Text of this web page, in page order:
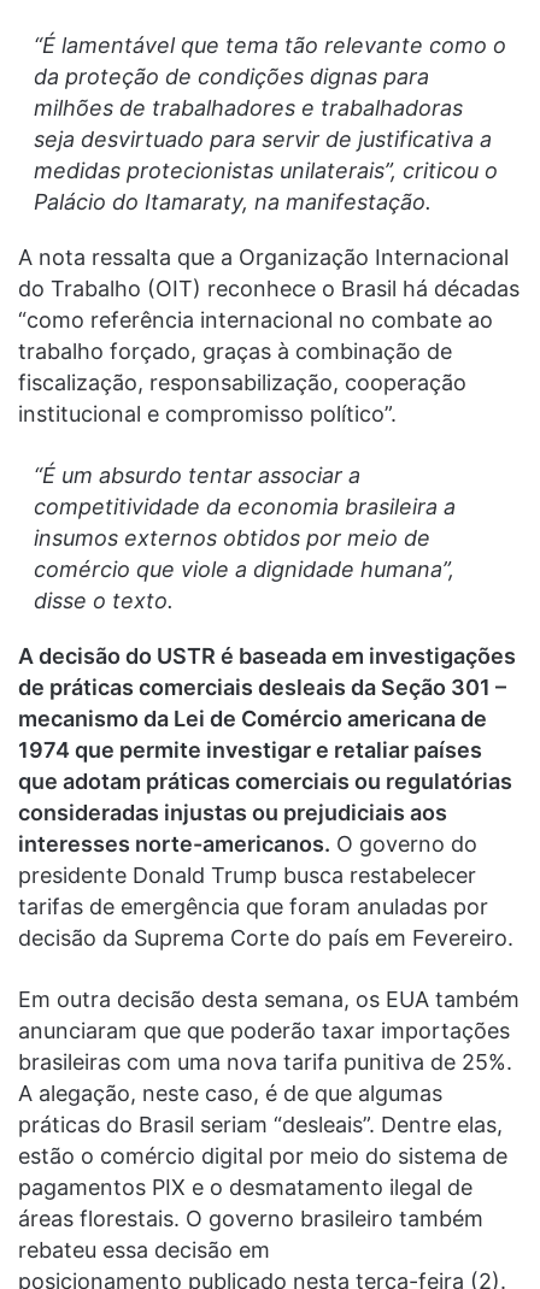
“É lamentável que tema tão relevante como o
da proteção de condições dignas para
milhões de trabalhadores e trabalhadoras
seja desvirtuado para servir de justificativa a
medidas protecionistas unilaterais”, criticou o
Palácio do Itamaraty, na manifestação.
A nota ressalta que a Organização Internacional
do Trabalho (OIT) reconhece o Brasil há décadas
“como referência internacional no combate ao
trabalho forçado, graças à combinação de
fiscalização, responsabilização, cooperação
institucional e compromisso político”.
“É um absurdo tentar associar a
competitividade da economia brasileira a
insumos externos obtidos por meio de
comércio que viole a dignidade humana”,
disse o texto.
A decisão do USTR é baseada em investigações
de práticas comerciais desleais da Seção 301 –
mecanismo da Lei de Comércio americana de
1974 que permite investigar e retaliar países
que adotam práticas comerciais ou regulatórias
consideradas injustas ou prejudiciais aos
interesses norte-americanos. O governo do
presidente Donald Trump busca restabelecer
tarifas de emergência que foram anuladas por
decisão da Suprema Corte do país em Fevereiro.
Em outra decisão desta semana, os EUA também
anunciaram que que poderão taxar importações
brasileiras com uma nova tarifa punitiva de 25%.
A alegação, neste caso, é de que algumas
práticas do Brasil seriam “desleais”. Dentre elas,
estão o comércio digital por meio do sistema de
pagamentos PIX e o desmatamento ilegal de
áreas florestais. O governo brasileiro também
rebateu essa decisão em
posicionamento publicado nesta terça-feira (2).